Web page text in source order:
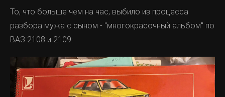
То, что больше чем на час, выбило из процесса
разбора мужа с сыном - "многокрасочный альбом" по
ВАЗ 2108 и 2109: